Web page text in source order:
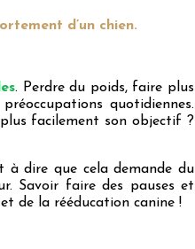
d’un chien.
. Perdre du poids, faire plus
quotidiennes.
facilement son objectif ?
à dire que cela demande du
Savoir faire des pauses et
de la rééducation canine !